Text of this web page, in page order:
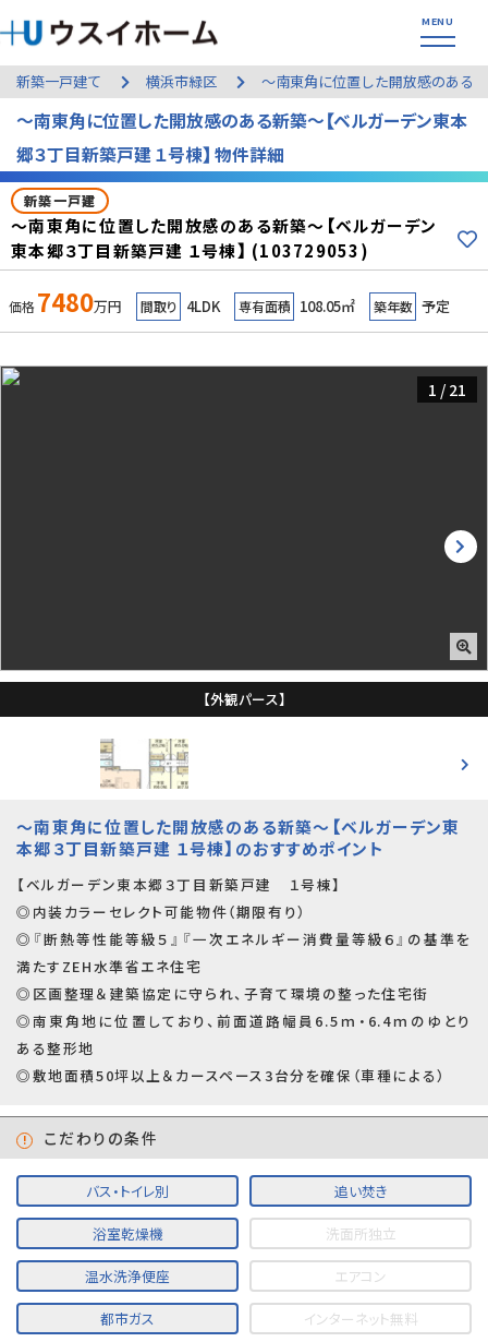
新築一戸建て 横浜市緑区 ～南東角に位置した開放感のある
～南東角に位置した開放感のある新築～【ベルガーデン東本
郷３丁目新築戸建 １号棟】 物件詳細
新築一戸建
～南東角に位置した開放感のある新築～【ベルガーデン
東本郷３丁目新築戸建 １号棟】 (103729053)
価格 7480万円 間取り 4LDK 専有面積 108.05㎡ 築年数 予定
【外観パース】
1 / 21
～南東角に位置した開放感のある新築～【ベルガーデン東
本郷３丁目新築戸建 １号棟】のおすすめポイント
【ベルガーデン東本郷３丁目新築戸建 １号棟】
◎内装カラーセレクト可能物件（期限有り）
◎『断熱等性能等級５』『一次エネルギー消費量等級６』の基準を
満たすZEH水準省エネ住宅
◎区画整理＆建築協定に守られ、子育て環境の整った住宅街
◎南東角地に位置しており、前面道路幅員6.5ｍ・6.4ｍのゆとり
ある整形地
◎敷地面積50坪以上＆カースペース3台分を確保（車種による）
こだわりの条件
バス・トイレ別 追い焚き
浴室乾燥機 洗面所独立
温水洗浄便座 エアコン
都市ガス インターネット無料